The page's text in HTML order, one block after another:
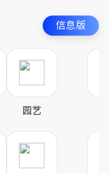
信息版
园艺